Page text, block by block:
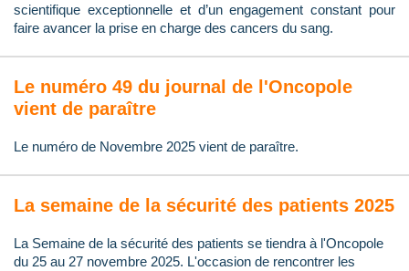
scientifique exceptionnelle et d’un engagement constant pour
faire avancer la prise en charge des cancers du sang.
Le numéro 49 du journal de l'Oncopole
vient de paraître
Le numéro de Novembre 2025 vient de paraître.
La semaine de la sécurité des patients 2025
La Semaine de la sécurité des patients se tiendra à l'Oncopole
du 25 au 27 novembre 2025. L'occasion de rencontrer les